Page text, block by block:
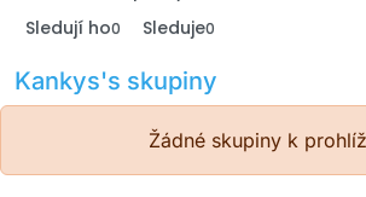
Sledují ho0 Sleduje0
Kankys's skupiny
Žádné skupiny k